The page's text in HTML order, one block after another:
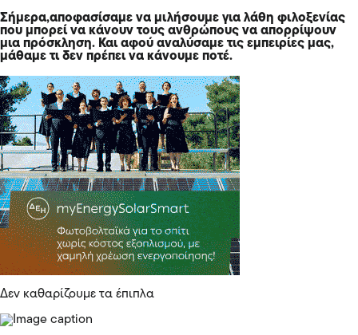
Σήμερα,αποφασίσαμε να μιλήσουμε για λάθη φιλοξενίας
που μπορεί να κάνουν τους ανθρώπους να απορρίψουν
μια πρόσκληση. Και αφού αναλύσαμε τις εμπειρίες μας,
μάθαμε τι δεν πρέπει να κάνουμε ποτέ.
Δεν καθαρίζουμε τα έπιπλα